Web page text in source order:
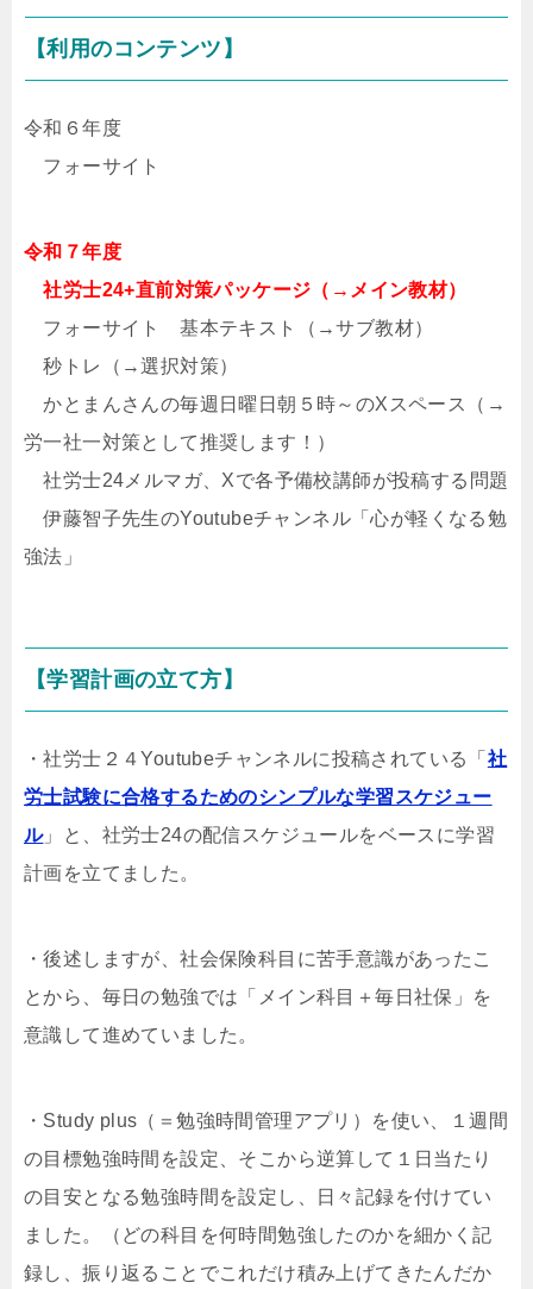
【利用のコンテンツ】
令和６年度
フォーサイト
令和７年度
社労士24+直前対策パッケージ（→メイン教材）
フォーサイト 基本テキスト（→サブ教材）
秒トレ（→選択対策）
かとまんさんの毎週日曜日朝５時～のXスペース（→
労一社一対策として推奨します！）
社労士24メルマガ、Xで各予備校講師が投稿する問題
伊藤智子先生のYoutubeチャンネル「心が軽くなる勉
強法」
【学習計画の立て方】
・社労士２４Youtubeチャンネルに投稿されている「 社
労士試験に合格するためのシンプルな学習スケジュー
ル」と、社労士24の配信スケジュールをベースに学習
計画を立てました。
・後述しますが、社会保険科目に苦手意識があったこ
とから、毎日の勉強では「メイン科目＋毎日社保」を
意識して進めていました。
・Study plus（＝勉強時間管理アプリ）を使い、１週間
の目標勉強時間を設定、そこから逆算して１日当たり
の目安となる勉強時間を設定し、日々記録を付けてい
ました。（どの科目を何時間勉強したのかを細かく記
録し、振り返ることでこれだけ積み上げてきたんだか